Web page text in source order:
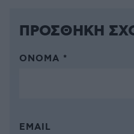
ΠΡΟΣΘΗΚΗ
ΌΝΟΜΑ *
EMAIL